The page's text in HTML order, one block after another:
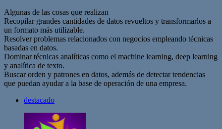
Algunas de las cosas que realizan
Recopilar grandes cantidades de datos revueltos y transformarlos a
un formato más utilizable.
Resolver problemas relacionados con negocios empleando técnicas
basadas en datos.
Dominar técnicas analíticas como el machine learning, deep learning
y analítica de texto.
Buscar orden y patrones en datos, además de detectar tendencias
que puedan ayudar a la base de operación de una empresa.
destacado